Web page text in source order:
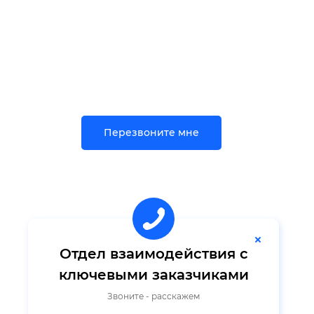
Перезвоните мне
Отдел взаимодействия с
ключевыми заказчиками
Звоните - расскажем